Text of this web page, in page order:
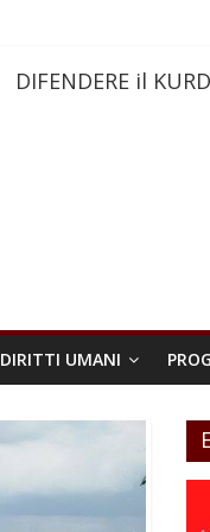
DIFENDERE il
DIRITTI UMANI